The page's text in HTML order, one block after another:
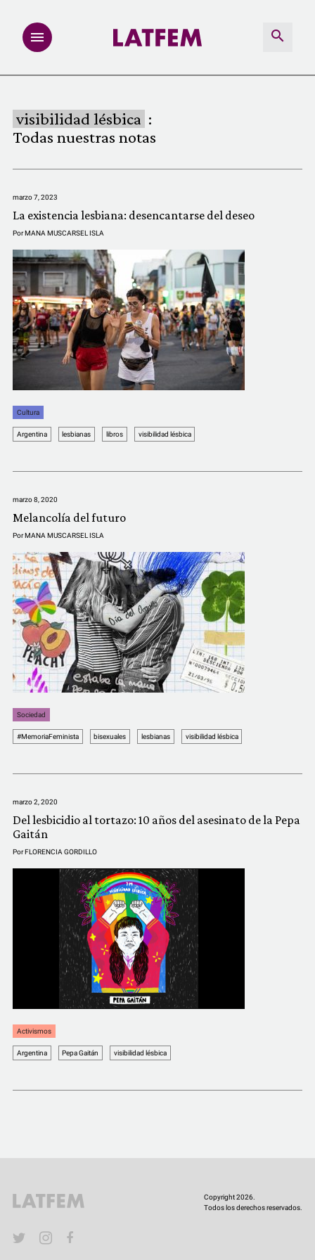
INVESTIGACIONES
MULTIMEDIA
PRODUCTOS
COMUNIDAD
QUIÉNES SOMOS
visibilidad lésbica :
Todas nuestras notas
marzo 7, 2023
La existencia lesbiana: desencantarse del deseo
PorMANA MUSCARSEL ISLA
Cultura
Argentina lesbianas libros visibilidad lésbica
marzo 8, 2020
Melancolía del futuro
PorMANA MUSCARSEL ISLA
Sociedad
#MemoriaFeminista bisexuales lesbianas visibilidad lésbica
marzo 2, 2020
Del lesbicidio al tortazo: 10 años del asesinato de la Pepa
Gaitán
PorFLORENCIA GORDILLO
Activismos
Argentina Pepa Gaitán visibilidad lésbica
Copyright 2026.
Todos los derechos reservados.